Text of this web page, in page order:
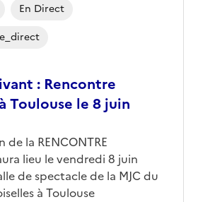
: Rencontre
Toulouse le 8 juin
de la RENCONTRE
lieu le vendredi 8 juin
de spectacle de la MJC du
à Toulouse
En Direct